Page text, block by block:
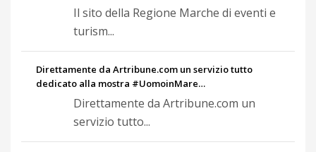
Il sito della Regione Marche di eventi e
turism...
Direttamente da Artribune.com un servizio tutto
dedicato alla mostra #UomoinMare…
Direttamente da Artribune.com un
servizio tutto...